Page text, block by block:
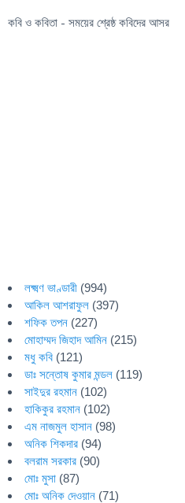
কবি ও কবিতা - সময়ের শ্রেষ্ঠ কবিদের আসর
লক্ষ্মণ ভাণ্ডারী (994)
আকিল আশরাফুল (397)
শফিক তপন (227)
মোহাম্মদ জিহাদ আমিন (215)
মধু কবি (121)
ডাঃ সন্তোষ কুমার মন্ডল (119)
সাইদুর রহমান (102)
হাকিকুর রহমান (102)
এম নাজমুল হাসান (98)
অনিক শিকদার (94)
বলরাম সরকার (90)
মোঃ মুসা (87)
মোঃ অনিক দেওয়ান (71)